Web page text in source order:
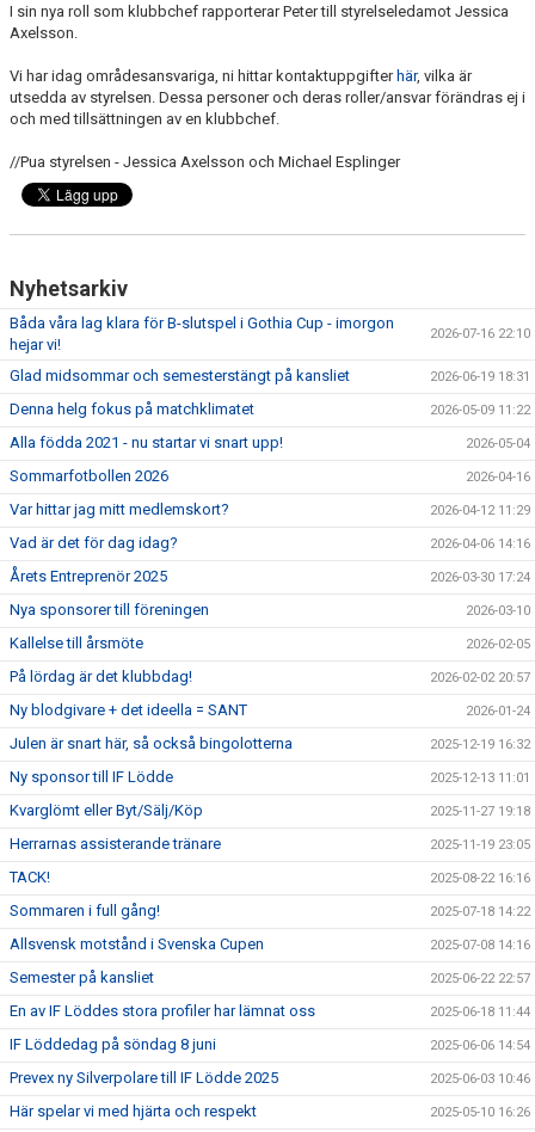
I sin nya roll som klubbchef rapporterar Peter till styrelseledamot Jessica
Axelsson.
Vi har idag områdesansvariga, ni hittar kontaktuppgifter här, vilka är
utsedda av styrelsen. Dessa personer och deras roller/ansvar förändras ej i
och med tillsättningen av en klubbchef.
//Pua styrelsen - Jessica Axelsson och Michael Esplinger
Nyhetsarkiv
Båda våra lag klara för B-slutspel i Gothia Cup - imorgon
hejar vi!
2026-07-16 22:10
Glad midsommar och semesterstängt på kansliet 2026-06-19 18:31
Denna helg fokus på matchklimatet 2026-05-09 11:22
Alla födda 2021 - nu startar vi snart upp! 2026-05-04
Sommarfotbollen 2026 2026-04-16
Var hittar jag mitt medlemskort? 2026-04-12 11:29
Vad är det för dag idag? 2026-04-06 14:16
Årets Entreprenör 2025 2026-03-30 17:24
Nya sponsorer till föreningen 2026-03-10
Kallelse till årsmöte 2026-02-05
På lördag är det klubbdag! 2026-02-02 20:57
Ny blodgivare + det ideella = SANT 2026-01-24
Julen är snart här, så också bingolotterna 2025-12-19 16:32
Ny sponsor till IF Lödde 2025-12-13 11:01
Kvarglömt eller Byt/Sälj/Köp 2025-11-27 19:18
Herrarnas assisterande tränare 2025-11-19 23:05
TACK! 2025-08-22 16:16
Sommaren i full gång! 2025-07-18 14:22
Allsvensk motstånd i Svenska Cupen 2025-07-08 14:16
Semester på kansliet 2025-06-22 22:57
En av IF Löddes stora profiler har lämnat oss 2025-06-18 11:44
IF Löddedag på söndag 8 juni 2025-06-06 14:54
Prevex ny Silverpolare till IF Lödde 2025 2025-06-03 10:46
Här spelar vi med hjärta och respekt 2025-05-10 16:26